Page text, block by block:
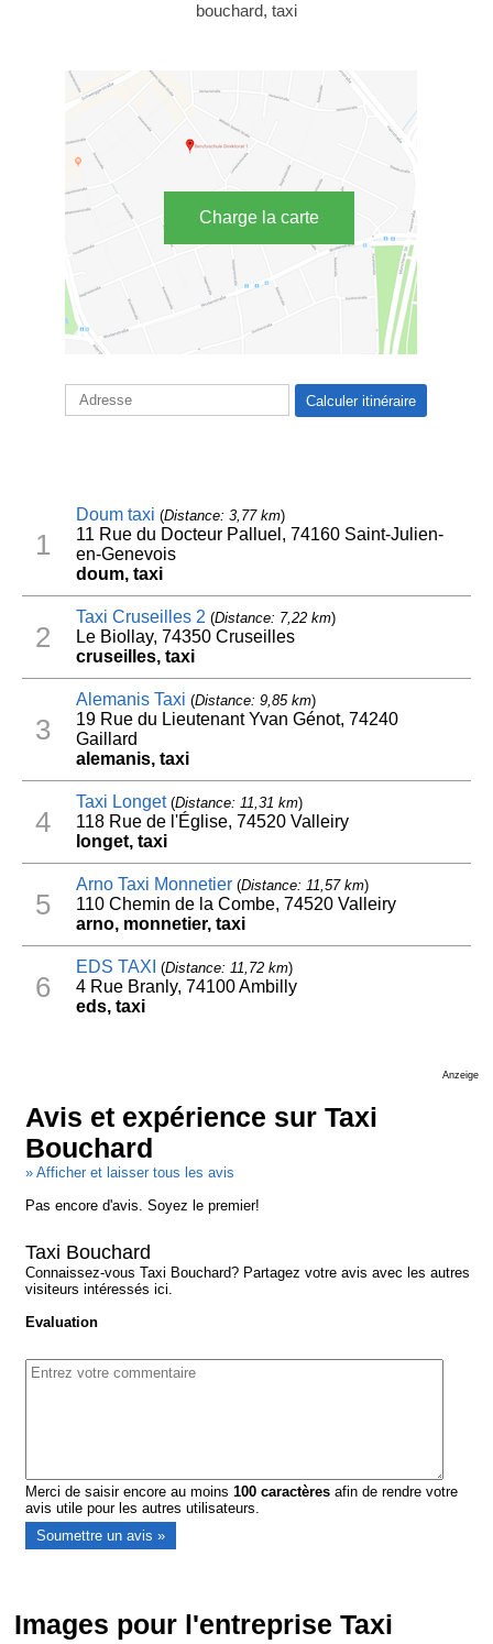
bouchard, taxi
Charge la carte
1
Doum taxi (Distance: 3,77 km)
11 Rue du Docteur Palluel, 74160 Saint-Julien-
en-Genevois
doum, taxi
2
Taxi Cruseilles 2 (Distance: 7,22 km)
Le Biollay, 74350 Cruseilles
cruseilles, taxi
3
Alemanis Taxi (Distance: 9,85 km)
19 Rue du Lieutenant Yvan Génot, 74240
Gaillard
alemanis, taxi
4
Taxi Longet(Distance: 11,31 km)
118 Rue de l'Église, 74520 Valleiry
longet, taxi
5
Arno Taxi Monnetier(Distance: 11,57 km)
110 Chemin de la Combe, 74520 Valleiry
arno, monnetier, taxi
6
EDS TAXI (Distance: 11,72 km)
4 Rue Branly, 74100 Ambilly
eds, taxi
Anzeige
Avis et expérience sur Taxi
Bouchard
» Afficher et laisser tous les avis
Pas encore d'avis. Soyez le premier!
Taxi Bouchard
Connaissez-vous Taxi Bouchard? Partagez votre avis avec les autres
visiteurs intéressés ici.
Evaluation
Merci de saisir encore au moins100 caractères afin de rendre votre
avis utile pour les autres utilisateurs.
Images pour l'entreprise Taxi